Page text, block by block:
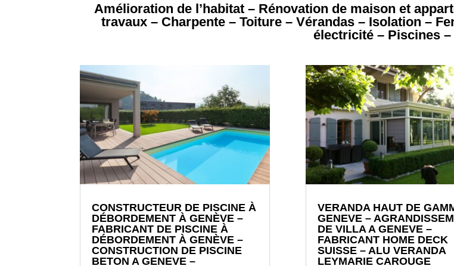
Amélioration de l’habitat – Rénovation de maison et
travaux – Charpente – Toiture – Vérandas – Isolation –
électricité – Piscines
CONSTRUCTEUR DE PISCINE À
DÉBORDEMENT À GENÈVE –
FABRICANT DE PISCINE À
DÉBORDEMENT À GENÈVE –
CONSTRUCTION DE PISCINE
BETON A GENEVE –
VERANDA HAUT DE
GENEVE –
DE VILLA A GENEVE –
FABRICANT HOME DECK
SUISSE – ALU VERANDA
LEYMARIE CAROUGE